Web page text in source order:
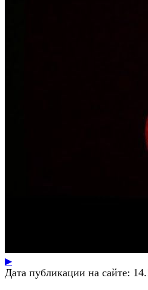
▶
Дата публикации на сайте: